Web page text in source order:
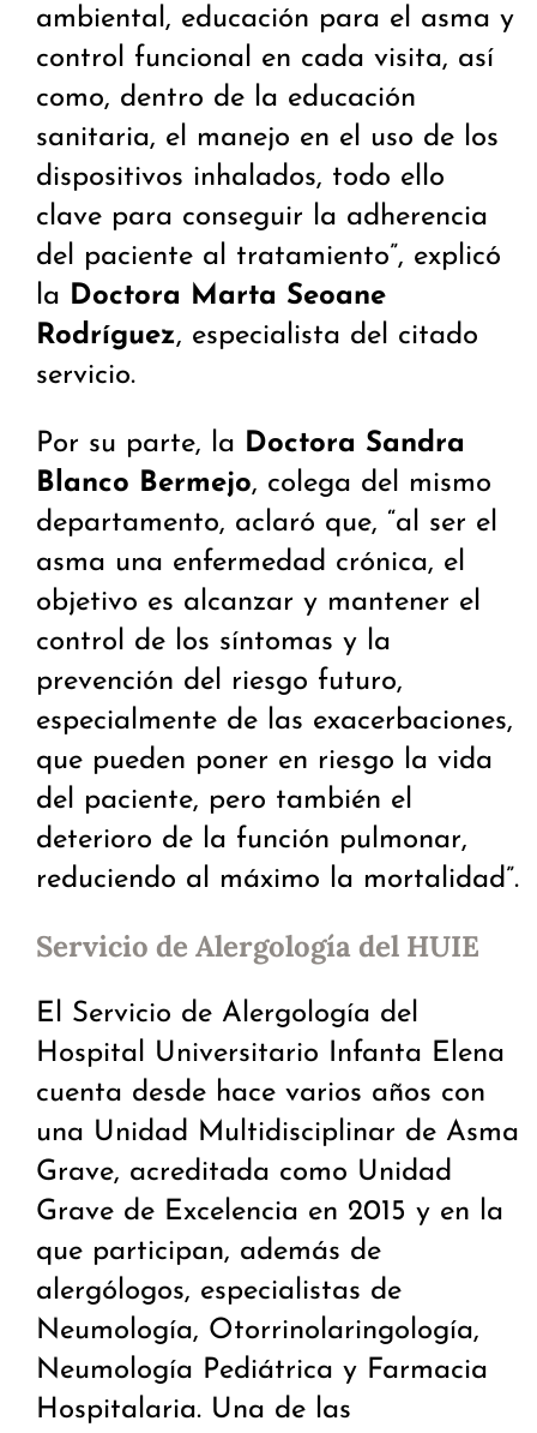
ambiental, educación para el asma y
control funcional en cada visita, así
como, dentro de la educación
sanitaria, el manejo en el uso de los
dispositivos inhalados, todo ello
clave para conseguir la adherencia
del paciente al tratamiento”, explicó
la Doctora Marta Seoane
Rodríguez, especialista del citado
servicio.
Por su parte, la Doctora Sandra
Blanco Bermejo, colega del mismo
departamento, aclaró que, “al ser el
asma una enfermedad crónica, el
objetivo es alcanzar y mantener el
control de los síntomas y la
prevención del riesgo futuro,
especialmente de las exacerbaciones,
que pueden poner en riesgo la vida
del paciente, pero también el
deterioro de la función pulmonar,
reduciendo al máximo la mortalidad”.
Servicio de Alergología del HUIE
El Servicio de Alergología del
Hospital Universitario Infanta Elena
cuenta desde hace varios años con
una Unidad Multidisciplinar de Asma
Grave, acreditada como Unidad
Grave de Excelencia en 2015 y en la
que participan, además de
alergólogos, especialistas de
Neumología, Otorrinolaringología,
Neumología Pediátrica y Farmacia
Hospitalaria. Una de las